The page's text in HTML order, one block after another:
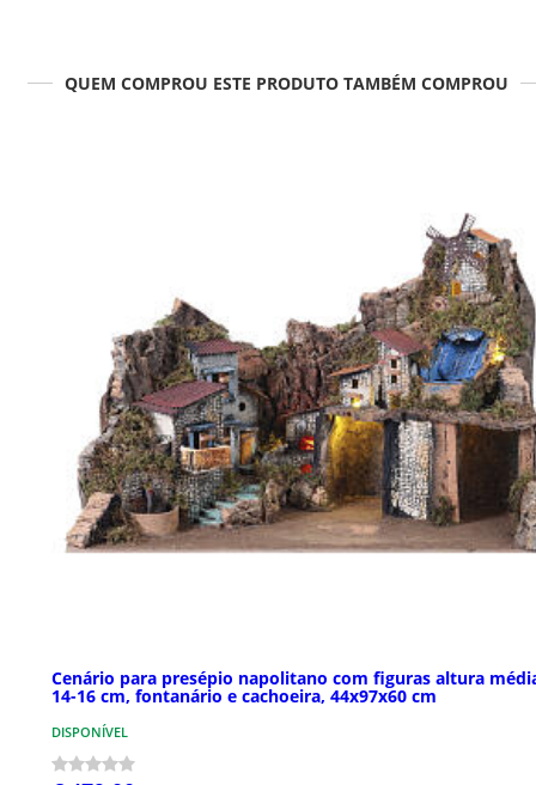
QUEM COMPROU ESTE PRODUTO TAMBÉM COMPROU
Cenário para presépio napolitano com figuras altura
14-16 cm, fontanário e cachoeira, 44x97x60 cm
DISPONÍVEL